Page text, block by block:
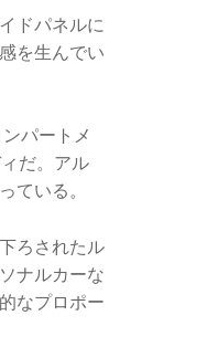
ドパネルに
を生んでい
パートメ
だ。アル
ている。
ろされたル
ナルカーな
なプロポー